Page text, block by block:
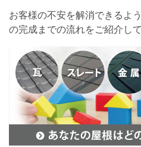
お客様の不安を解消できるよ
の完成までの流れをご紹介して